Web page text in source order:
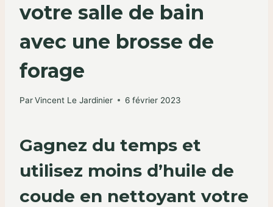
votre salle de bain
avec une brosse de
forage
ParVincent Le Jardinier 6 février 2023
Gagnez du temps et
utilisez moins d’huile de
coude en nettoyant votre